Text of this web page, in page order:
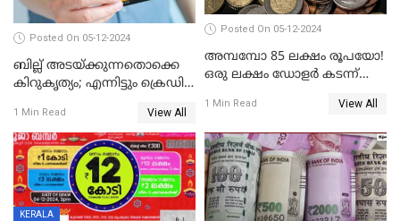
Posted On 05-12-2024
ബില്ല് അടയ്ക്കുന്നതൊക്കെ
കിറുകൃത്യം; എന്നിട്ടും ക്രെഡിറ്റ്
കൂടുന്നില്ലേ? കാരണം ഇതാണ്
1 Min Read View All
Posted On 05-12-2024
അമ്പമ്പോ 85 ലക്ഷം രൂപയോ!
ഒരു ലക്ഷം ഡോളർ കടന്ന്
1 Min Read View All
KERALA